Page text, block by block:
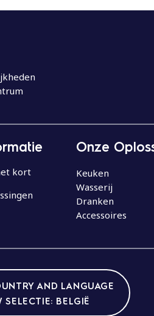
kort
Onze
Keuken
Wasserij
Dranken
Accessoires
AND LANGUAGE
SELECTIE: BELGIË